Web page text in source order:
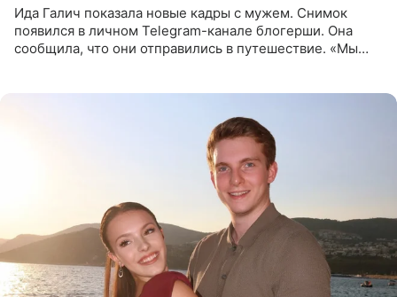
Ида Галич показала новые кадры с мужем. Снимок
появился в личном Telegram-канале блогерши. Она
сообщила, что они отправились в путешествие. «Мы